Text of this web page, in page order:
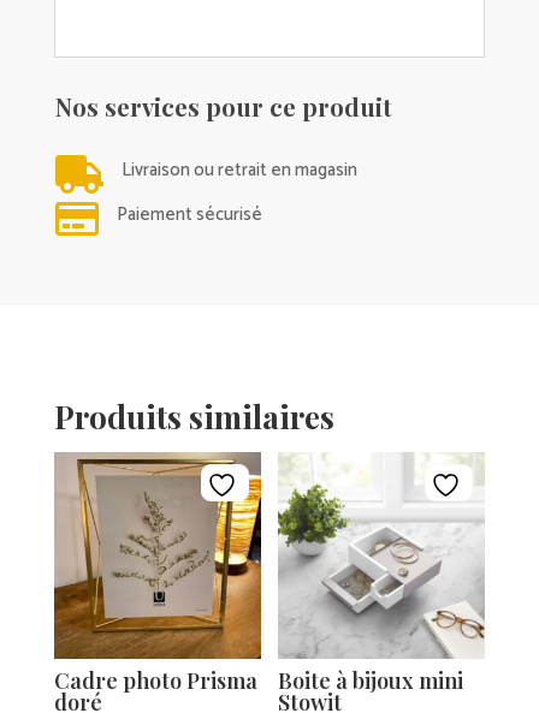
Nos services pour ce produit
 Livraison ou retrait en magasin
 Paiement sécurisé
Produits similaires
Cadre photo Prisma
doré
Boite à bijoux mini
Stowit